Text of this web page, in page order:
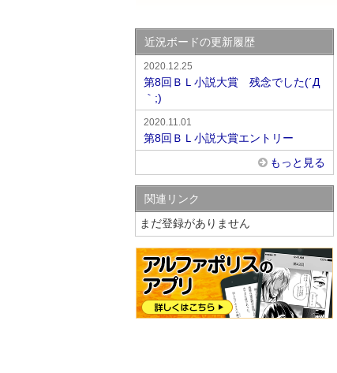
近況ボードの更新履歴
2020.12.25
第8回ＢＬ小説大賞 残念でした(´Д
｀;)
2020.11.01
第8回ＢＬ小説大賞エントリー
もっと見る
関連リンク
まだ登録がありません